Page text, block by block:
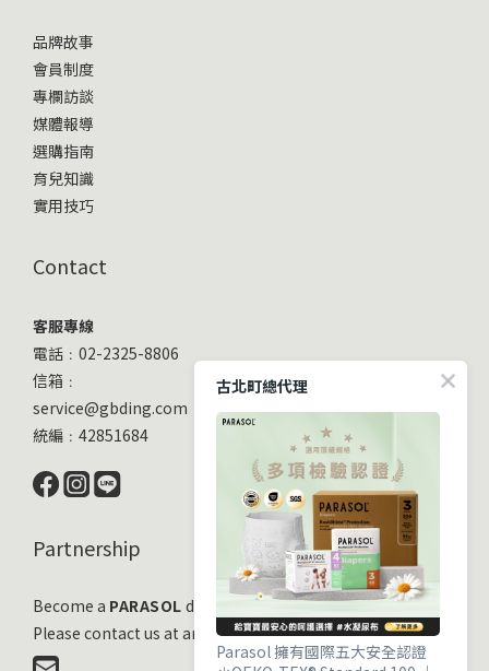
品牌故事
會員制度
專欄訪談
媒體報導
選購指南
育兒知識
實用技巧
Contact
客服專線
電話﹕02-2325-8806
信箱﹕
service@gbding.com
統編﹕42851684
Partnership
Become a PARASOL distribution partner
Please contact us at any time!
古北町總代理
Parasol 擁有國際五大安全認證